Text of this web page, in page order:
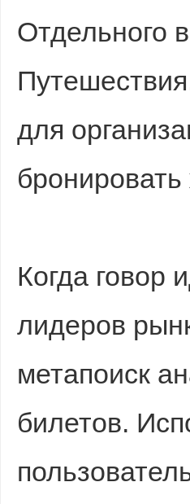
Отдельного
для
Когда говор
лидеров
метапоиск
билетов.